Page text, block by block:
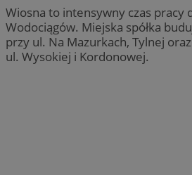
Wiosna to intensywny czas pracy
Wodociągów. Miejska spółka
przy ul. Na Mazurkach, Tylnej
ul. Wysokiej i Kordonowej.